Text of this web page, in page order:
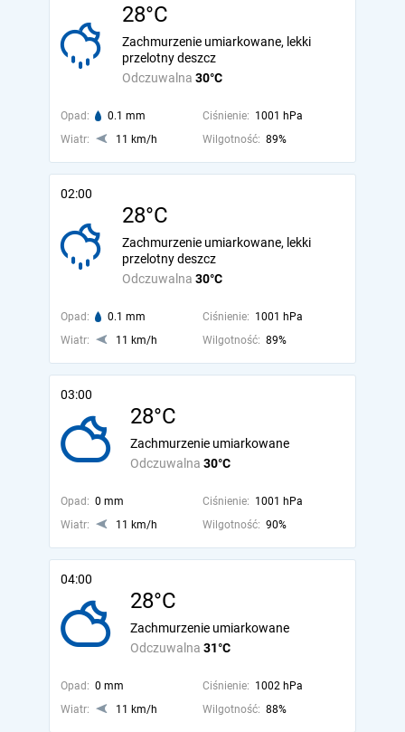
28°C
Odczuwalna 30°C
Zachmurzenie umiarkowane, lekki
przelotny deszcz
Opad: 0.1 mm Ciśnienie: 1001 hPa
Wiatr:
11 km/h Wilgotność: 89%
02:00
28°C
Odczuwalna 30°C
Zachmurzenie umiarkowane, lekki
przelotny deszcz
Opad: 0.1 mm Ciśnienie: 1001 hPa
Wiatr:
11 km/h Wilgotność: 89%
03:00
28°C
Odczuwalna 30°C
Zachmurzenie umiarkowane
Opad: 0 mm Ciśnienie: 1001 hPa
Wiatr:
11 km/h Wilgotność: 90%
04:00
28°C
Odczuwalna 31°C
Zachmurzenie umiarkowane
Opad: 0 mm Ciśnienie: 1002 hPa
Wiatr:
11 km/h Wilgotność: 88%